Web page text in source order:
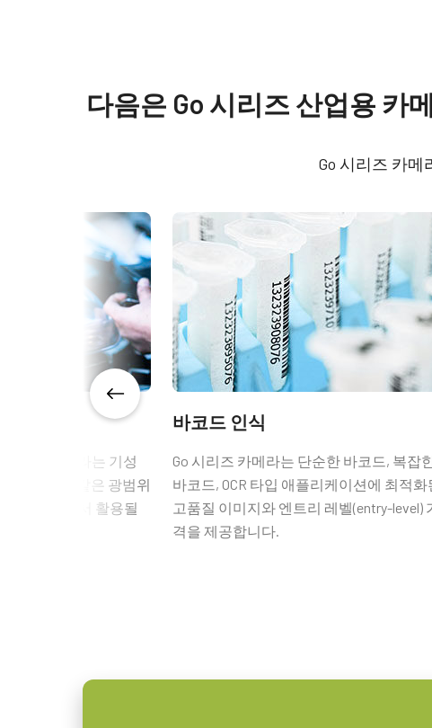
모델 GO-5101M-PGE
라이트 스펙트럼 Visible + NIR
해상도 5.1 MP
해상도 WxH 2464 x 2056 px
프레임 속도 / 라인
22 fps
예
GigE Vision 1-Cable (PoE)
1XCMOS
IMX264
센서 대각선
Datasheet - GO-5101-PGE eBUS
eBUS
GPIO 및 전원 6핀 입출
GPIO 및 전원 6핀 입출력 암 커넥터 및
(LKK-IO-6PF-DM)
히로세(Hirose) 호환 커넥터
참고: 본 품목은 카메라와 함께 주문해
데이터시트 다운로드
다음은 Go 시리즈 산업용 카
Go 시리즈 카
리즈 카메라는 기성
저 옵션과 같은 광범위
품 검사에서 활용될
바코드 인식
Go 시리즈 카메라는 단순한 바코드, 복잡
바코드, OCR 타입 애플리케이션에 최적화
고품질 이미지와 엔트리 레벨(entry-level)
격을 제공합니다.